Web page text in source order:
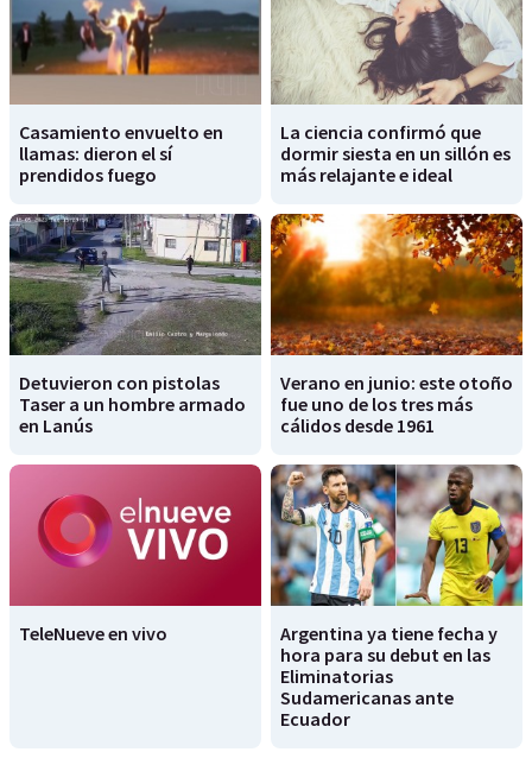
Casamiento envuelto en
llamas: dieron el sí
prendidos fuego
La ciencia confirmó que
dormir siesta en un sillón es
más relajante e ideal
Detuvieron con pistolas
Taser a un hombre armado
en Lanús
Verano en junio: este otoño
fue uno de los tres más
cálidos desde 1961
TeleNueve en vivo
Argentina ya tiene fecha y
hora para su debut en las
Eliminatorias
Sudamericanas ante
Ecuador